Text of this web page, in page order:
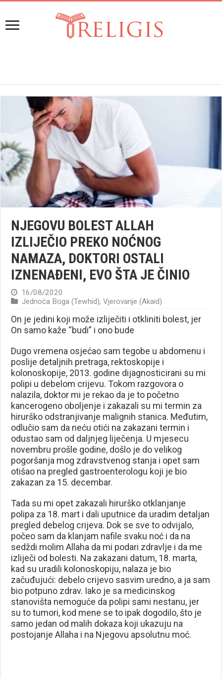
NJEGOVU BOLEST ALLAH
IZLIJEČIO PREKO NOĆNOG
NAMAZA, DOKTORI OSTALI
IZNENAĐENI, EVO ŠTA JE ČINIO
16/08/2020
Jednoća Boga (Tewhid),Vjerovanje (Akaid)
On je jedini koji može izliječiti i otkliniti bolest, jer
On samo kaže “budi” i ono bude
Dugo vremena osjećao sam tegobe u abdomenu i
poslije detaljnih pretraga, rektoskopije i
kolonoskopije, 2013. godine dijagnosticirani su mi
polipi u debelom crijevu. Tokom razgovora o
nalazila, doktor mi je rekao da je to početno
kancerogeno oboljenje i zakazali su mi termin za
hirurško odstranjivanje malignih stanica. Međutim,
odlučio sam da neću otići na zakazani termin i
odustao sam od daljnjeg liječenja. U mjesecu
novembru prošle godine, došlo je do velikog
pogoršanja mog zdravstvenog stanja i opet sam
otišao na pregled gastroenterologu koji je bio
zakazan za 15. decembar.
Tada su mi opet zakazali hirurško otklanjanje
polipa za 18. mart i dali uputnice da uradim detaljan
pregled debelog crijeva. Dok se sve to odvijalo,
počeo sam da klanjam nafile svaku noć i da na
sedždi molim Allaha da mi podari zdravlje i da me
izliječi od bolesti. Na zakazani datum, 18. marta,
kad su uradili kolonoskopiju, nalaza je bio
začuđujući: debelo crijevo sasvim uredno, a ja sam
bio potpuno zdrav. Iako je sa medicinskog
stanovišta nemoguće da polipi sami nestanu, jer
su to tumori, kod mene se to ipak dogodilo, što je
samo jedan od malih dokaza koji ukazuju na
postojanje Allaha i na Njegovu apsolutnu moć.